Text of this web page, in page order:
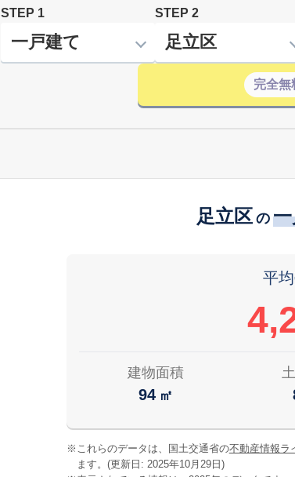
STEP 1 STEP 2
完全無
足立区 の
平
建物面積
94 ㎡
※ これらのデータは、国土交通省の不動産情報ラ
ます。(更新日: 2025年10月29日)